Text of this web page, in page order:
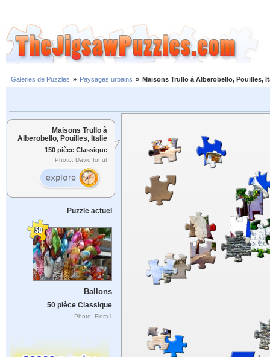
Galeries de Puzzles » Paysages urbains » Maisons Trullo à Alberobello, Pouilles,
Maisons Trullo à
Alberobello, Pouilles, Italie
150 pièce Classique
Photo: David Ionut
Puzzle actuel
Ballons
50 pièce Classique
Photo: Flora1